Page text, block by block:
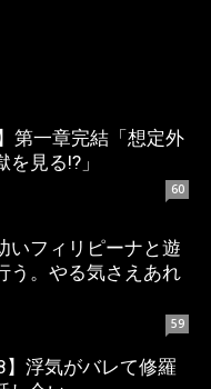
第一章完結「想定外
見る!?」
60
いフィリピーナと遊
う。やる気さえあれ
59
】浮気がバレて修羅